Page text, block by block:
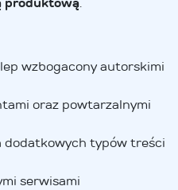
wzbogacony autorskimi
oraz powtarzalnymi
typów treści
serwisami